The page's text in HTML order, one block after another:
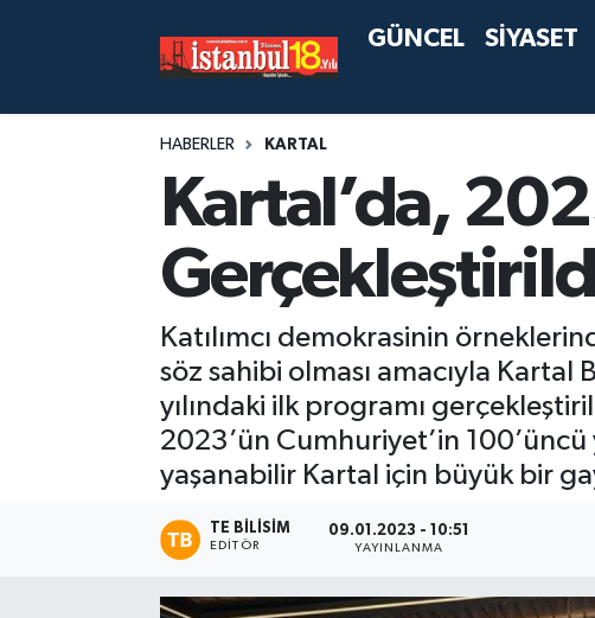
GÜNCEL SİYASET
HABERLER KARTAL
Kartal’da,
Katılımcı demokrasinin
söz sahibi olması amacıyla Kartal
yılındaki ilk programı
2023’ün Cumhuriyet’in 100’üncü
yaşanabilir Kartal için büyük bir
TE BILISIM
EDITÖR
09.01.2023 - 10:51
YAYINLANMA